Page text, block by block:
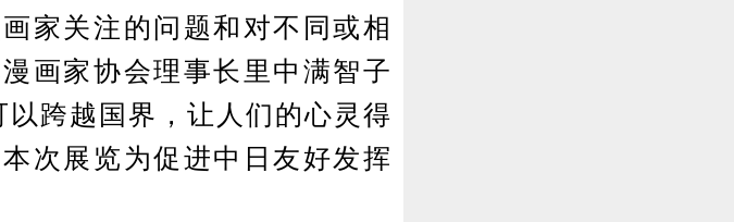
家关注的问题和对不同或相
画家协会理事长里中满智子
跨越国界，让人们的心灵得
次展览为促进中日友好发挥